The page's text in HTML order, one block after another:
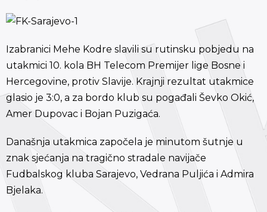
Izabranici Mehe Kodre slavili su rutinsku pobjedu na
utakmici 10. kola BH Telecom Premijer lige Bosne i
Hercegovine, protiv Slavije. Krajnji rezultat utakmice
glasio je 3:0, a za bordo klub su pogađali Ševko Okić,
Amer Dupovac i Bojan Puzigaća.
Današnja utakmica započela je minutom šutnje u
znak sjećanja na tragično stradale navijače
Fudbalskog kluba Sarajevo, Vedrana Puljića i Admira
Bjelaka.